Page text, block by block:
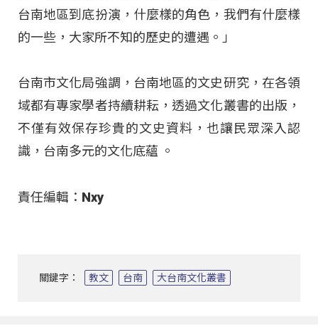
台南地區到底扮演，什麼樣的角色，我們有什麼樣
的一些，大家所不知的歷史的遭遇。」
台南市文化局強調，台南地區的文史研究，在各領
域都有專家學者持續耕耘，透過文化叢書的出版，
不僅有效保存珍貴的文史資料，也讓民眾深入認
識，台南多元的文化底蘊 。​
責任編輯：Nxy
關鍵字： 教文 台南 大台南文化叢書